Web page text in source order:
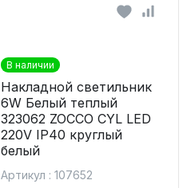
В наличии
Накладной светильник
6W Белый теплый
323062 ZOCCO CYL LED
220V IP40 круглый
белый
Артикул : 107652